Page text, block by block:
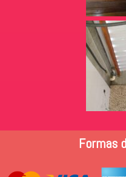
Formas